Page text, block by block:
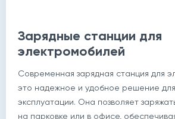
Зарядные станции для
электромобилей
Современная зарядная станция для
это надежное и удобное решение
эксплуатации. Она позволяет
на парковке или в офисе,